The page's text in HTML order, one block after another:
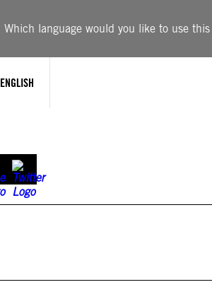
Which language would you like to use
ENGLISH